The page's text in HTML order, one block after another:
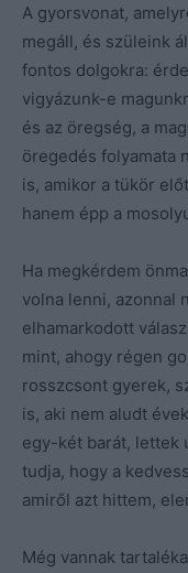
A gyorsvonat,
megáll, és szüleink
fontos dolgokra:
vigyázunk-e
és az öregség, a
öregedés folyamata
is, amikor a tükör
hanem épp a
Ha megkérdem
volna lenni, azonnal
elhamarkodott
mint, ahogy régen
rosszcsont gyerek,
is, aki nem aludt
egy-két barát, lettek
tudja, hogy a
amiről azt hittem,
Még vannak